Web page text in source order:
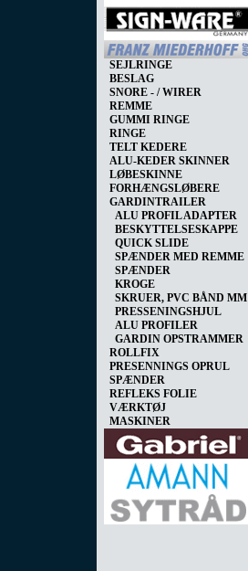
SEJLRINGE
BESLAG
SNORE - / WIRER
REMME
GUMMI RINGE
RINGE
TELT KEDERE
ALU-KEDER SKINNER
LØBESKINNE
FORHÆNGSLØBERE
GARDINTRAILER
ALU PROFIL ADAPTER
BESKYTTELSESKAPPE
QUICK SLIDE
SPÆNDER MED REMME
SPÆNDER
KROGE
SKRUER, PVC BÅND MM
PRESSENINGSHJUL
ALU PROFILER
GARDIN OPSTRAMMER
ROLLFIX
PRESENNINGS OPRUL
SPÆNDER
REFLEKS FOLIE
VÆRKTØJ
MASKINER